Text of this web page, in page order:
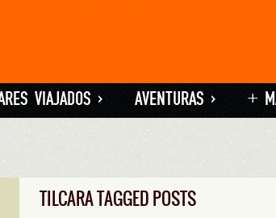
VIAJADOS » AVENTURAS » +
TILCARA TAGGED POSTS